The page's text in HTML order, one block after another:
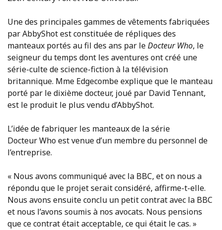
Une des principales gammes de vêtements fabriquées
par AbbyShot est constituée de répliques des
manteaux portés au fil des ans par leDocteur Who, le
seigneur du temps dont les aventures ont créé une
série-culte de science-fiction à la télévision
britannique. Mme Edgecombe explique que le manteau
porté par le dixième docteur, joué par David Tennant,
est le produit le plus vendu d’AbbyShot.
L’idée de fabriquer les manteaux de la série
Docteur Who est venue d’un membre du personnel de
l’entreprise.
« Nous avons communiqué avec la BBC, et on nous a
répondu que le projet serait considéré, affirme-t-elle.
Nous avons ensuite conclu un petit contrat avec la BBC
et nous l’avons soumis à nos avocats. Nous pensions
que ce contrat était acceptable, ce qui était le cas. »